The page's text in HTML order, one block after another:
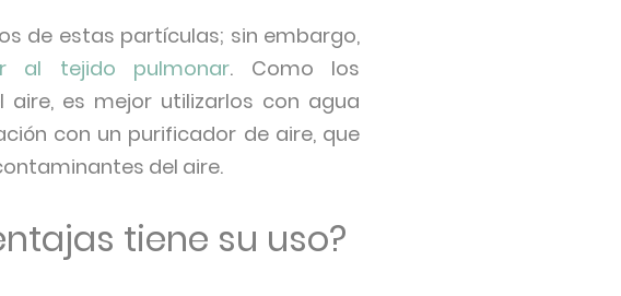
de estas partículas; sin embargo,
al tejido pulmonar. Como los
es mejor utilizarlos con agua
con un purificador de aire, que
del aire.
tiene su uso?